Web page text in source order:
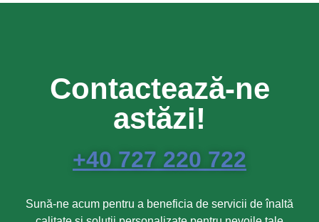
Contactează-ne
astăzi!
+40 727 220 722
Sună-ne acum pentru a beneficia de servicii de înaltă